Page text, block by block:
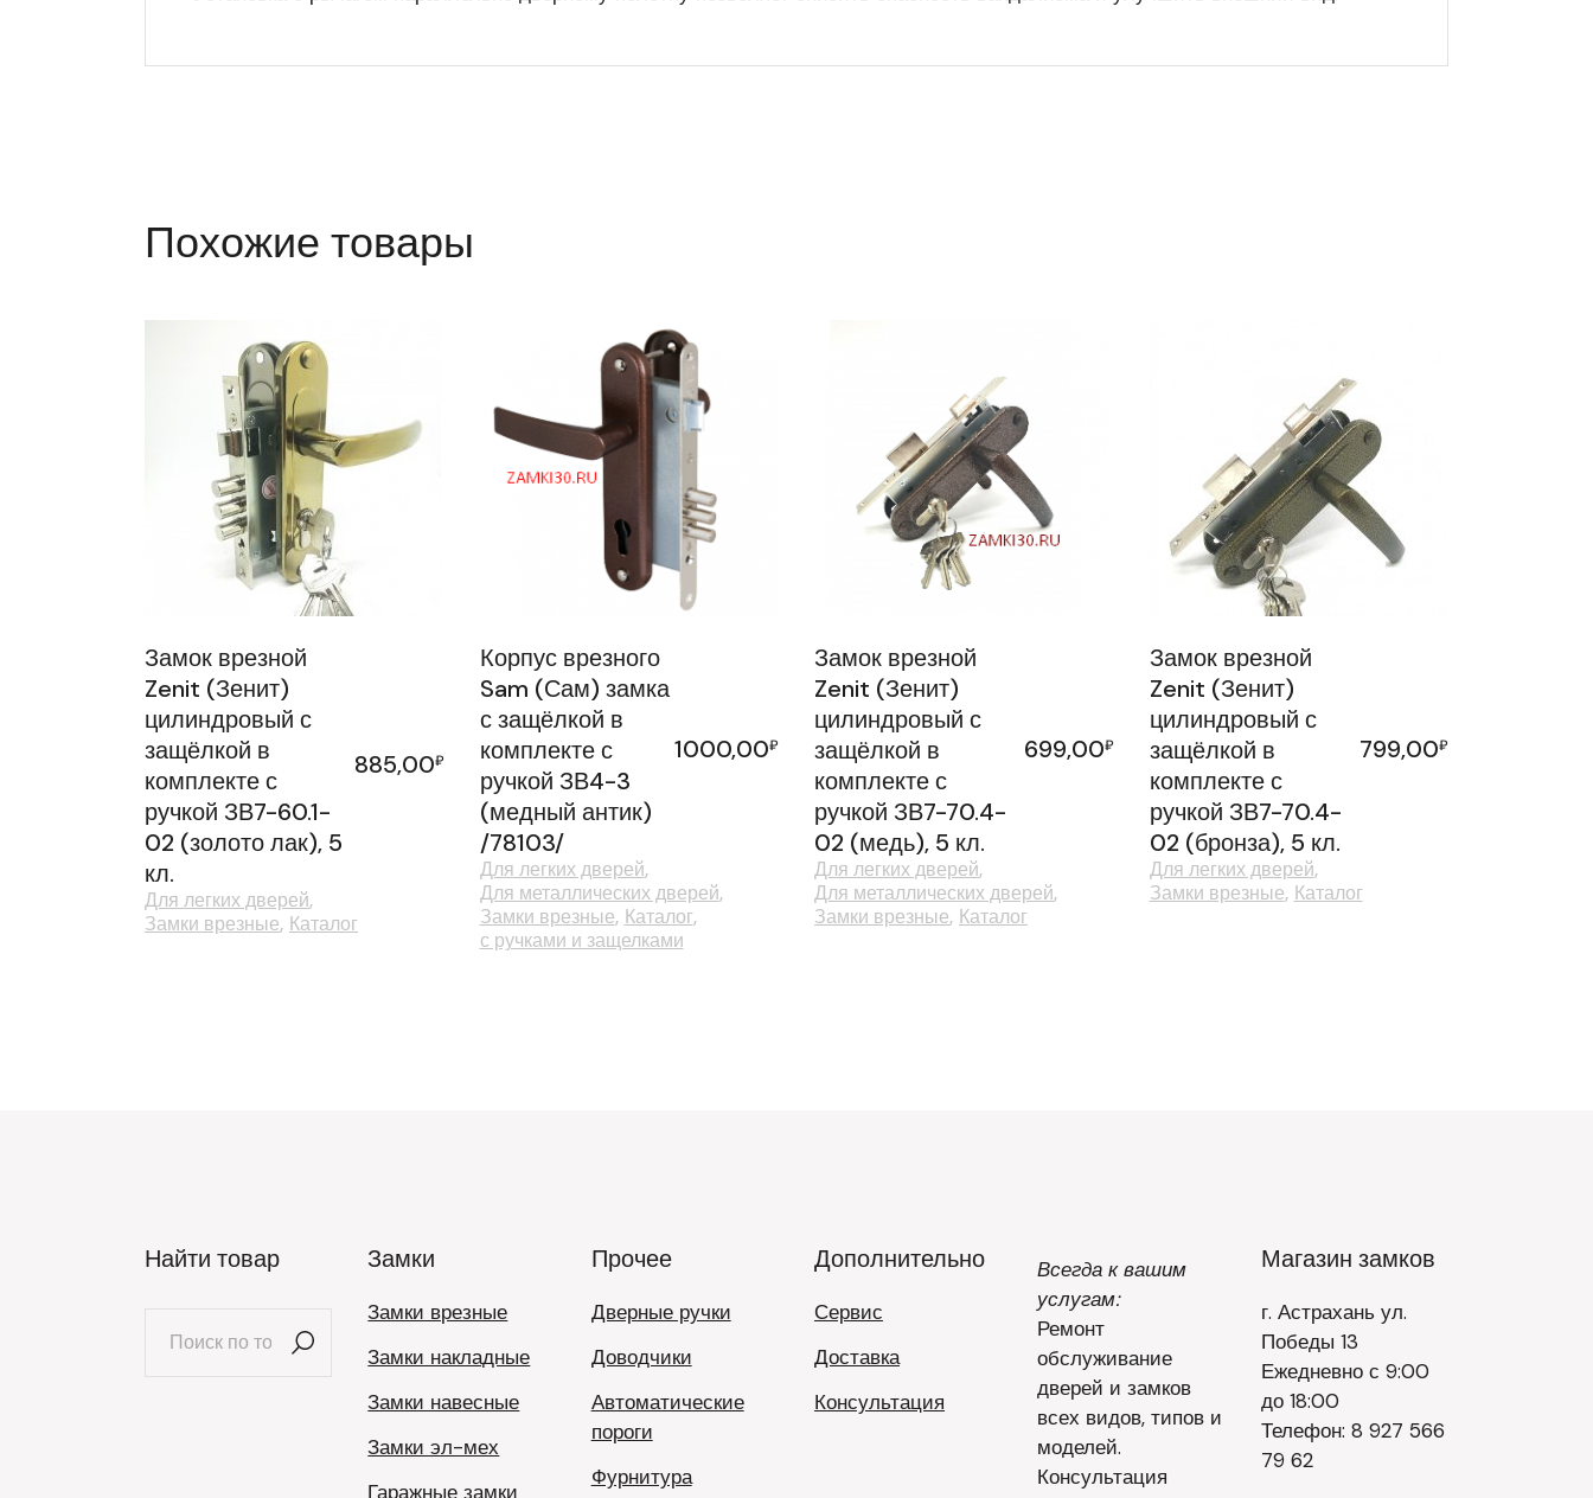
Похожие товары
Замок врезной
Zenit (Зенит)
цилиндровый с
защёлкой в
комплекте с
ручкой ЗВ7-60.1-
02 (золото лак), 5
кл.
885,00₽
Для легких дверей
Замки врезные Каталог
Корпус врезного
Sam (Сам) замка
с защёлкой в
комплекте с
ручкой ЗВ4-3
(медный антик)
/78103/
1000,00₽
Для легких дверей
Для металлических дверей
Замки врезные Каталог
с ручками и защелками
Замок врезной
Zenit (Зенит)
цилиндровый с
защёлкой в
комплекте с
ручкой ЗВ7-70.4-
02 (медь), 5 кл.
699,00₽
Для легких дверей
Для металлических дверей
Замки врезные Каталог
Замок врезной
Zenit (Зенит)
цилиндровый с
защёлкой в
комплекте с
ручкой ЗВ7-70.4-
02 (бронза), 5 кл.
799,00₽
Для легких дверей
Замки врезные Каталог
Найти товар Замки
Замки врезные
Замки накладные
Замки навесные
Замки эл-мех
Гаражные замки
Прочее
Дверные ручки
Доводчики
Автоматические
пороги
Фурнитура
Дополнительно
Сервис
Доставка
Консультация
Всегда к вашим
услугам:
Ремонт
обслуживание
дверей и замков
всех видов, типов и
моделей.
Консультация
Магазин замков
г. Астрахань ул.
Победы 13
Ежедневно с 9:00
до 18:00
Телефон: 8 927 566
79 62